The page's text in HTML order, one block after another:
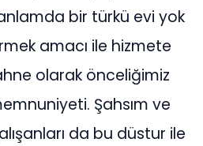
bir türkü evi yok
amacı ile hizmete
olarak önceliğimiz
Şahsım ve
da bu düstur ile